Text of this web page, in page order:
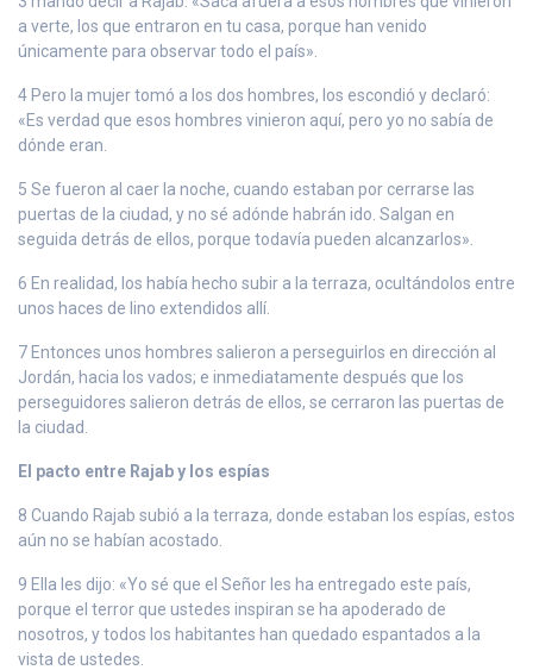
a verte, los que entraron en tu casa, porque han venido
únicamente para observar todo el país».
4 Pero la mujer tomó a los dos hombres, los escondió y declaró:
«Es verdad que esos hombres vinieron aquí, pero yo no sabía de
dónde eran.
5 Se fueron al caer la noche, cuando estaban por cerrarse las
puertas de la ciudad, y no sé adónde habrán ido. Salgan en
seguida detrás de ellos, porque todavía pueden alcanzarlos».
6 En realidad, los había hecho subir a la terraza, ocultándolos entre
unos haces de lino extendidos allí.
7 Entonces unos hombres salieron a perseguirlos en dirección al
Jordán, hacia los vados; e inmediatamente después que los
perseguidores salieron detrás de ellos, se cerraron las puertas de
la ciudad.
El pacto entre Rajab y los espías
8 Cuando Rajab subió a la terraza, donde estaban los espías, estos
aún no se habían acostado.
9 Ella les dijo: «Yo sé que el Señor les ha entregado este país,
porque el terror que ustedes inspiran se ha apoderado de
nosotros, y todos los habitantes han quedado espantados a la
vista de ustedes.